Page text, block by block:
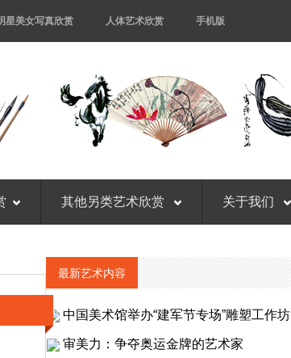
星美女写真欣赏 人体艺术欣赏 手机版
其他另类艺术欣赏 关于我们
最新艺术内容
中国美术馆举办“建军节专场”雕塑工作坊
审美力：争夺奥运金牌的艺术家